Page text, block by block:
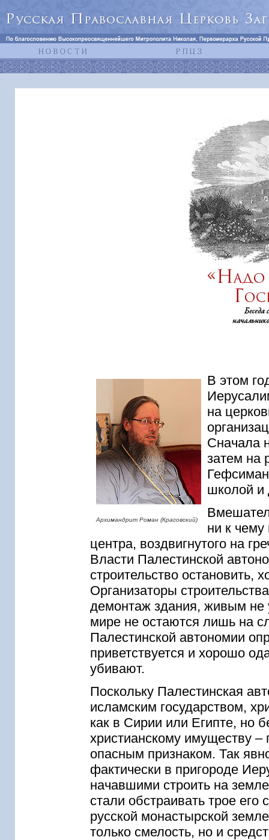
Архимандрит Роман (Красовский)
В этом
на
Сначала
затем на
школой и
ни к
центра, воздвигнутого на
Власти Палестинской
строительство
Организаторы
демонтаж здания, живым не
мире не остаются лишь на
Палестинской автономии
приветствуется и хорошо
убивают.
Поскольку Палестинская
исламским государством,
как в Сирии или Египте, но
христианскому имуществу –
опасным признаком. Так
фактически в пригороде
начавшими строить на
стали обстраивать трое
русской монастырской
только смелость, но и